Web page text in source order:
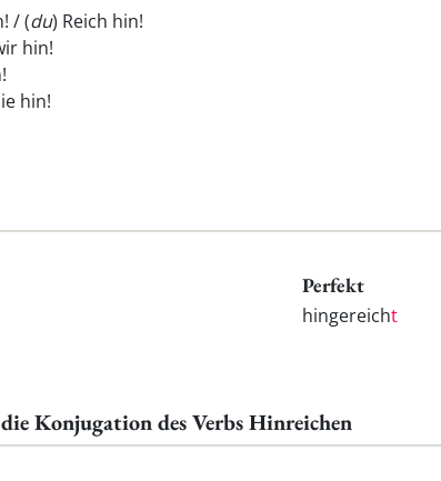
/ (du) Reich hin!
hin!
hin!
Perfekt
hingereicht
Konjugation des Verbs Hinreichen